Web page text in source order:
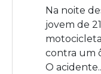
Na noite
jovem de
contra um
O